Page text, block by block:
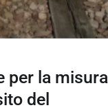
per la misura
del